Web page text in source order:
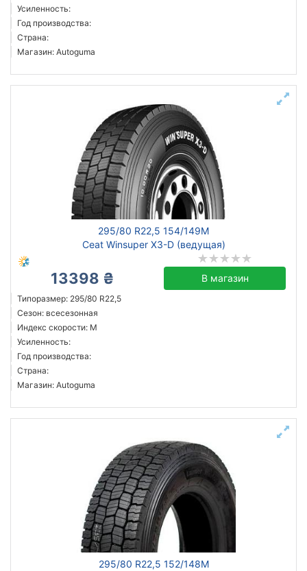
Усиленность:
Год производства:
Страна:
Магазин: Autoguma
295/80 R22,5 154/149M
Ceat Winsuper X3-D (ведущая)
13398 ₴ В магазин
Типоразмер: 295/80 R22,5
Сезон: всесезонная
Индекс скорости: M
Усиленность:
Год производства:
Страна:
Магазин: Autoguma
295/80 R22,5 152/148M